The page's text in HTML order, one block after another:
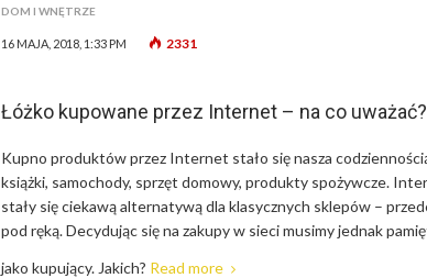
DOM I WNĘTRZE
16 MAJA, 2018, 1:33 PM 2331
Łóżko kupowane przez Internet – na co uważać?
Kupno produktów przez Internet stało się nasza
książki, samochody, sprzęt domowy, produkty spożywcze.
stały się ciekawą alternatywą dla klasycznych sklepów –
pod ręką. Decydując się na zakupy w sieci musimy jednak
jako kupujący. Jakich? Read more